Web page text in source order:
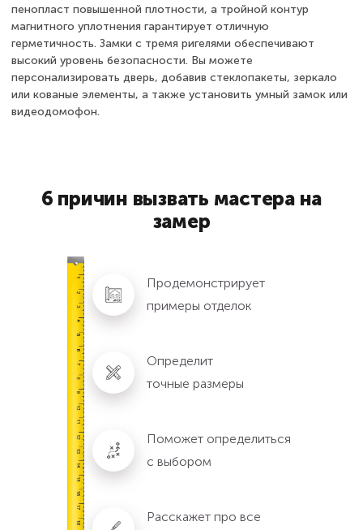
пенопласт повышенной плотности, а тройной контур
магнитного уплотнения гарантирует отличную
герметичность. Замки с тремя ригелями обеспечивают
высокий уровень безопасности. Вы можете
персонализировать дверь, добавив стеклопакеты, зеркало
или кованые элементы, а также установить умный замок или
видеодомофон.
6 причин вызвать мастера на
замер
Продемонстрирует
примеры отделок
Определит
точные размеры
Поможет определиться
с выбором
Расскажет про все